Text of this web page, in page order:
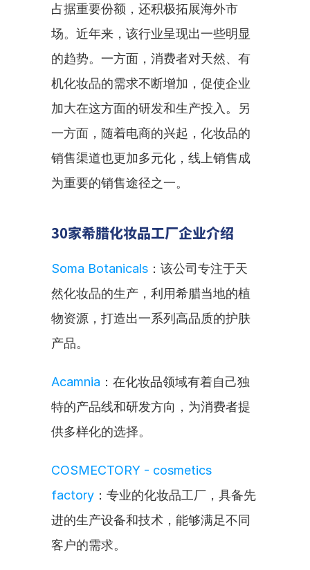
占据重要份额，还积极拓展海外市
场。近年来，该行业呈现出一些明显
的趋势。一方面，消费者对天然、有
机化妆品的需求不断增加，促使企业
加大在这方面的研发和生产投入。另
一方面，随着电商的兴起，化妆品的
销售渠道也更加多元化，线上销售成
为重要的销售途径之一。
30家希腊化妆品工厂企业介绍
Soma Botanicals ：该公司专注于天
然化妆品的生产，利用希腊当地的植
物资源，打造出一系列高品质的护肤
产品。
Acamnia ：在化妆品领域有着自己独
特的产品线和研发方向，为消费者提
供多样化的选择。
COSMECTORY - cosmetics
factory ：专业的化妆品工厂，具备先
进的生产设备和技术，能够满足不同
客户的需求。